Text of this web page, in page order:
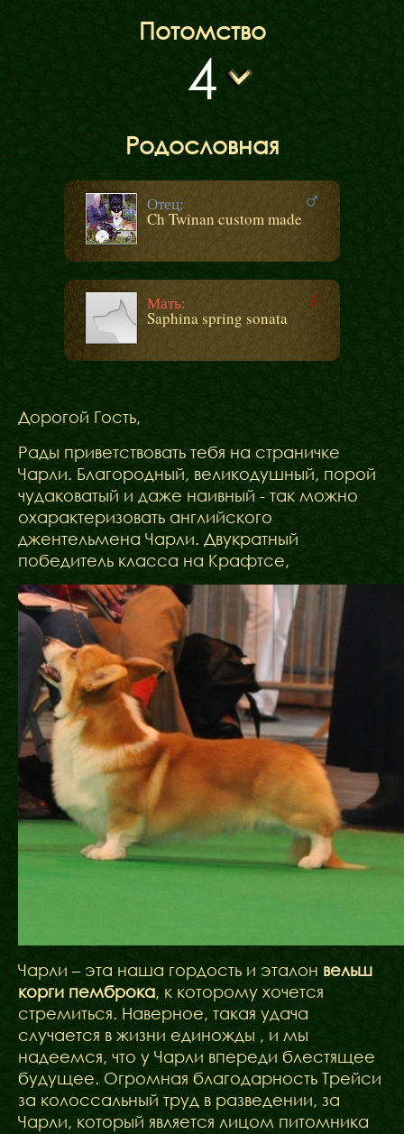
Потомство
4
Родословная
Отец:
Ch Twinan custom made
Мать:
Saphina spring sonata
Дорогой Гость,
Рады приветствовать тебя на страничке
Чарли. Благородный, великодушный, порой
чудаковатый и даже наивный - так можно
охарактеризовать английского
джентельмена Чарли. Двукратный
победитель класса на Крафтсе,
Чарли – эта наша гордость и эталон вельш
корги пемброка, к которому хочется
стремиться. Наверное, такая удача
случается в жизни единожды , и мы
надеемся, что у Чарли впереди блестящее
будущее. Огромная благодарность Трейси
за колоссальный труд в разведении, за
Чарли, который является лицом питомника